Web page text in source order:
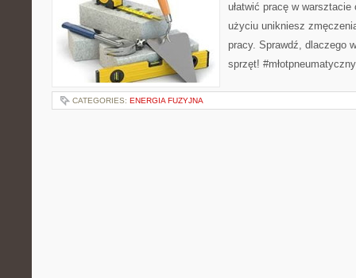
ułatwić pracę w
użyciu unikniesz
pracy. Sprawdź, dlaczego
sprzęt!
CATEGORIES: ENERGIA FUZYJNA